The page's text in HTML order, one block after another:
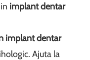
implant dentar
implant dentar
Ajuta la